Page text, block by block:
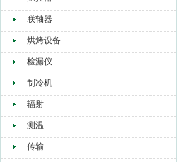
联轴器
烘烤设备
检漏仪
制冷机
辐射
测温
传输